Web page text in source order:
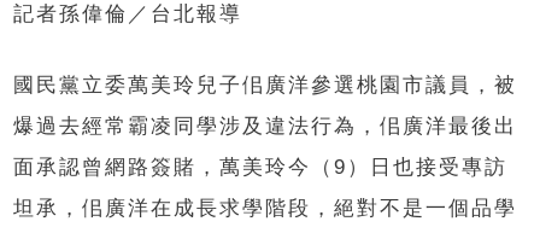
記者孫偉倫／台北報導
國民黨立委萬美玲兒子佀廣洋參選桃園市議員，被
爆過去經常霸凌同學涉及違法行為，佀廣洋最後出
面承認曾網路簽賭，萬美玲今（9）日也接受專訪
坦承，佀廣洋在成長求學階段，絕對不是一個品學